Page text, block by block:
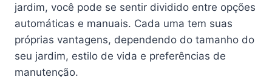
jardim, você pode se sentir dividido entre opções
automáticas e manuais. Cada uma tem suas
próprias vantagens, dependendo do tamanho do
seu jardim, estilo de vida e preferências de
manutenção.